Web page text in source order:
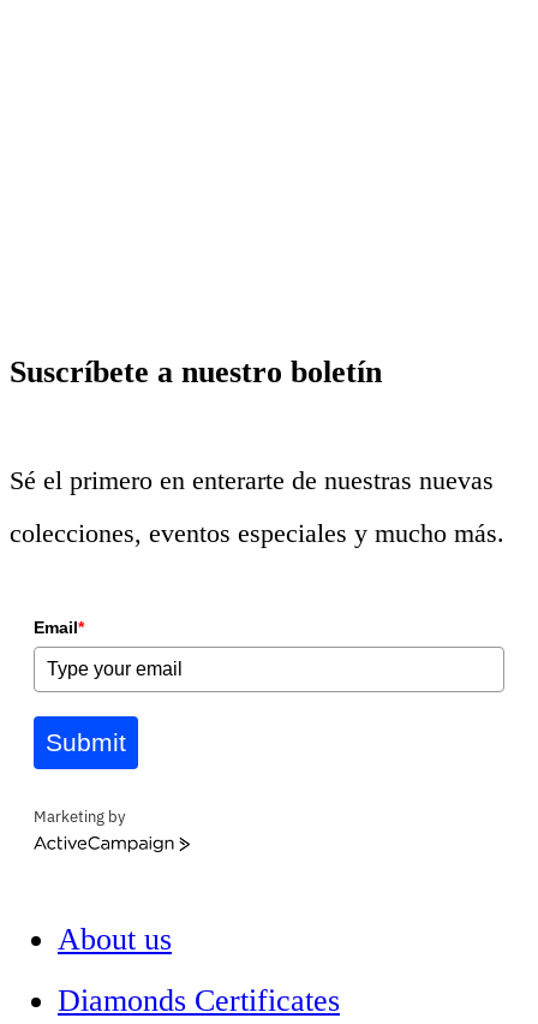
Suscríbete a nuestro boletín
Sé el primero en enterarte de nuestras nuevas
colecciones, eventos especiales y mucho más.
Email*
Submit
Marketing by
ActiveCampaign
About us
Diamonds Certificates